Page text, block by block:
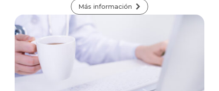
Más información